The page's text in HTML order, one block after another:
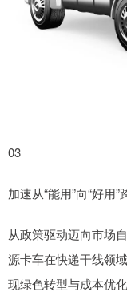
03
加速从“能用”向“好用”
从政策驱动迈向市场
源卡车在快递干线领
现绿色转型与成本优